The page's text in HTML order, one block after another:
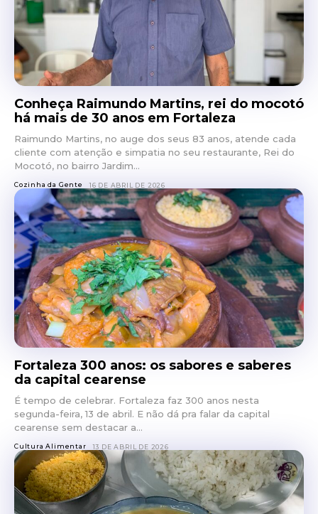
Conheça Raimundo Martins, rei do mocotó
há mais de 30 anos em Fortaleza
Raimundo Martins, no auge dos seus 83 anos, atende cada
cliente com atenção e simpatia no seu restaurante, Rei do
Mocotó, no bairro Jardim...
Cozinha da Gente 16 DE ABRIL DE 2026
Fortaleza 300 anos: os sabores e saberes
da capital cearense
É tempo de celebrar. Fortaleza faz 300 anos nesta
segunda-feira, 13 de abril. E não dá pra falar da capital
cearense sem destacar a...
Cultura Alimentar 13 DE ABRIL DE 2026